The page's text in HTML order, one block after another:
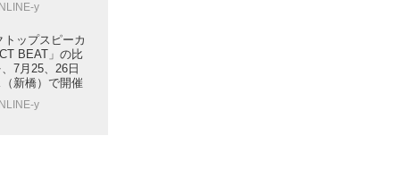
y
トップスピーカ
BEAT」の比
7月25、26日
新橋）で開催
y